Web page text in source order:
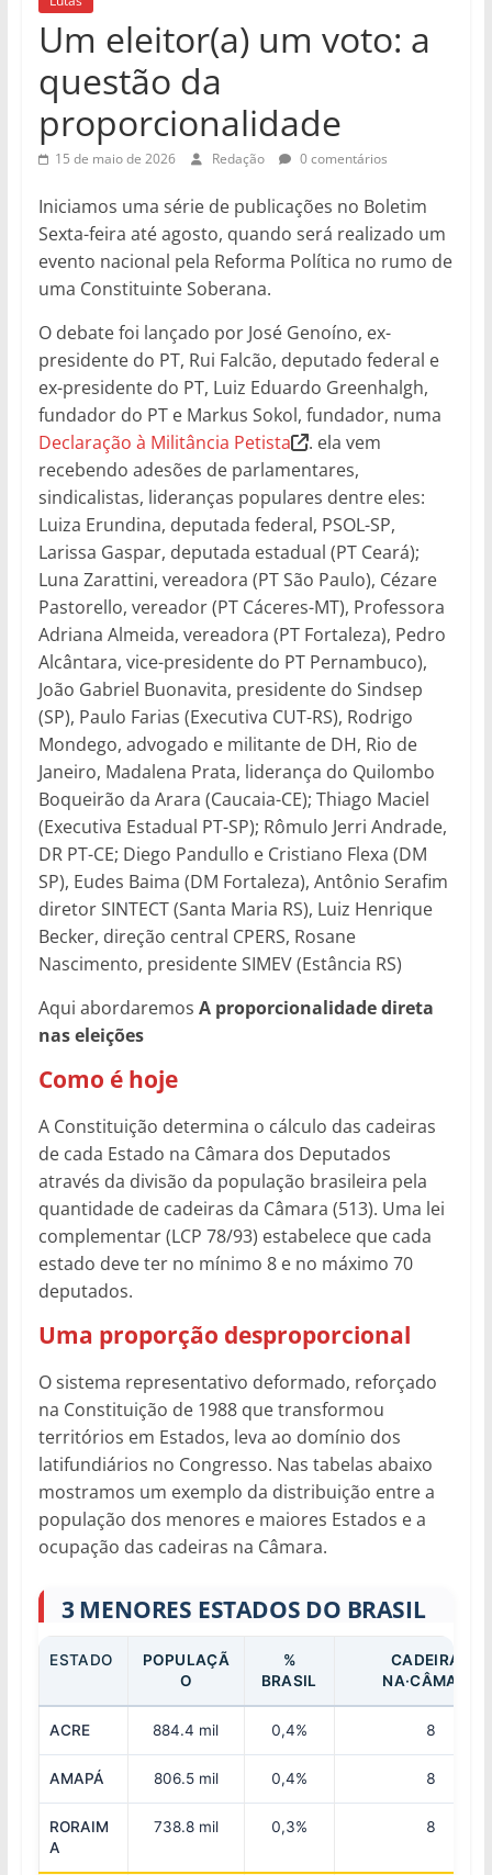
Um eleitor(a) um voto: a
questão da
proporcionalidade
15 de maio de 2026 Redação 0 comentários
Iniciamos uma série de publicações no Boletim
Sexta-feira até agosto, quando será realizado um
evento nacional pela Reforma Política no rumo de
uma Constituinte Soberana.
O debate foi lançado por José Genoíno, ex-
presidente do PT, Rui Falcão, deputado federal e
ex-presidente do PT, Luiz Eduardo Greenhalgh,
fundador do PT e Markus Sokol, fundador, numa
Declaração à Militância Petista
. ela vem
recebendo adesões de parlamentares,
sindicalistas, lideranças populares dentre eles:
Luiza Erundina, deputada federal, PSOL-SP,
Larissa Gaspar, deputada estadual (PT Ceará);
Luna Zarattini, vereadora (PT São Paulo), Cézare
Pastorello, vereador (PT Cáceres-MT), Professora
Adriana Almeida, vereadora (PT Fortaleza), Pedro
Alcântara, vice-presidente do PT Pernambuco),
João Gabriel Buonavita, presidente do Sindsep
(SP), Paulo Farias (Executiva CUT-RS), Rodrigo
Mondego, advogado e militante de DH, Rio de
Janeiro, Madalena Prata, liderança do Quilombo
Boqueirão da Arara (Caucaia-CE); Thiago Maciel
(Executiva Estadual PT-SP); Rômulo Jerri Andrade,
DR PT-CE; Diego Pandullo e Cristiano Flexa (DM
SP), Eudes Baima (DM Fortaleza), Antônio Serafim
diretor SINTECT (Santa Maria RS), Luiz Henrique
Becker, direção central CPERS, Rosane
Nascimento, presidente SIMEV (Estância RS)
Aqui abordaremos A proporcionalidade direta
nas eleições
Como é hoje
A Constituição determina o cálculo das cadeiras
de cada Estado na Câmara dos Deputados
através da divisão da população brasileira pela
quantidade de cadeiras da Câmara (513). Uma lei
complementar (LCP 78/93) estabelece que cada
estado deve ter no mínimo 8 e no máximo 70
deputados.
Uma proporção desproporcional
O sistema representativo deformado, reforçado
na Constituição de 1988 que transformou
territórios em Estados, leva ao domínio dos
latifundiários no Congresso. Nas tabelas abaixo
mostramos um exemplo da distribuição entre a
população dos menores e maiores Estados e a
ocupação das cadeiras na Câmara.
3 MENORES ESTADOS DO BRASIL
ESTADO
POPULAÇÃ
O
%
BRASIL
CADEIRAS
NA·CÂMARA
ACRE 884.4 mil 0,4% 8
AMAPÁ 806.5 mil 0,4% 8
RORAIM
A
738.8 mil 0,3% 8